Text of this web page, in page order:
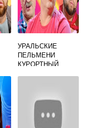
УРАЛЬСКИЕ
ПЕЛЬМЕНИ
КУРОРТНЫЙ